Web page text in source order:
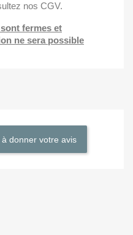
nos CGV.
fermes et
ne sera possible
donner votre avis